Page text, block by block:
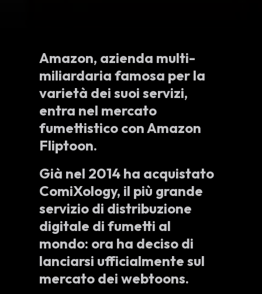
Amazon, azienda multi-
miliardaria famosa per la
varietà dei suoi servizi,
entra nel mercato
fumettistico con Amazon
Fliptoon.
Già nel 2014 ha acquistato
ComiXology, il più grande
servizio di distribuzione
digitale di fumetti al
mondo: ora ha deciso di
lanciarsi ufficialmente sul
mercato dei webtoons.